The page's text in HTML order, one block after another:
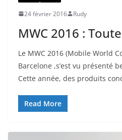
24 février 2016 Rudy
MWC 2016 :
Le MWC 2016 (Mobile World
Barcelone ,s’est vu présenté
Cette année, des produits
Read More